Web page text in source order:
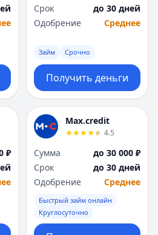
Срок
до 30 дней
Одобрение
Среднее
Займ Срочно
Получить деньги
₽
Max.credit
4.5
Сумма
до 30 000 ₽
Срок
до 30 дней
Одобрение
Среднее
Быстрый займ онлайн
Круглосуточно